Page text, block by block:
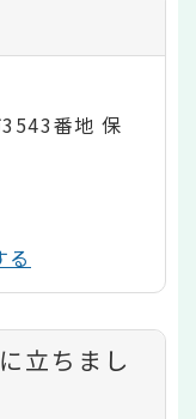
番地 保
る
立ちまし